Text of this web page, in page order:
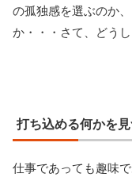
の孤独感を選ぶのか
か・・・さて、どう
打ち込める何かを
仕事であっても趣味